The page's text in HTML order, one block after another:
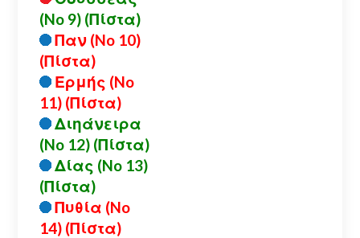
(No 9) (Πίστα)
Παν (No 10)
(Πίστα)
Ερμής (No
11) (Πίστα)
Διηάνειρα
(No 12) (Πίστα)
Δίας (No 13)
(Πίστα)
Πυθία (No
14) (Πίστα)